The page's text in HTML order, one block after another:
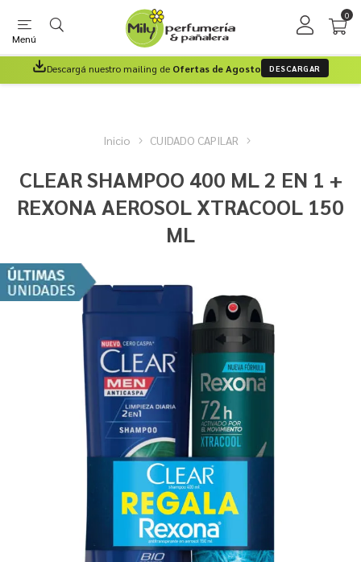
Menú
0
Descargá nuestro mailing de Ofertas de Agosto DESCARGAR
Inicio CUIDADO CAPILAR
CLEAR SHAMPOO 400 ML 2 EN 1 +
REXONA AEROSOL XTRACOOL 150
ML